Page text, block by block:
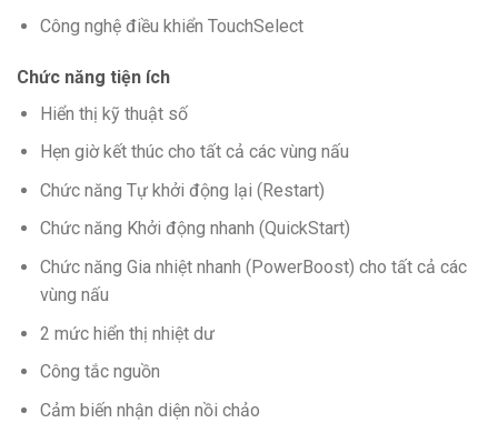
Công nghệ điều khiển TouchSelect
Chức năng tiện ích
Hiển thị kỹ thuật số
Hẹn giờ kết thúc cho tất cả các vùng nấu
Chức năng Tự khởi động lại (Restart)
Chức năng Khởi động nhanh (QuickStart)
Chức năng Gia nhiệt nhanh (PowerBoost) cho tất cả các
vùng nấu
2 mức hiển thị nhiệt dư
Công tắc nguồn
Cảm biến nhận diện nồi chảo